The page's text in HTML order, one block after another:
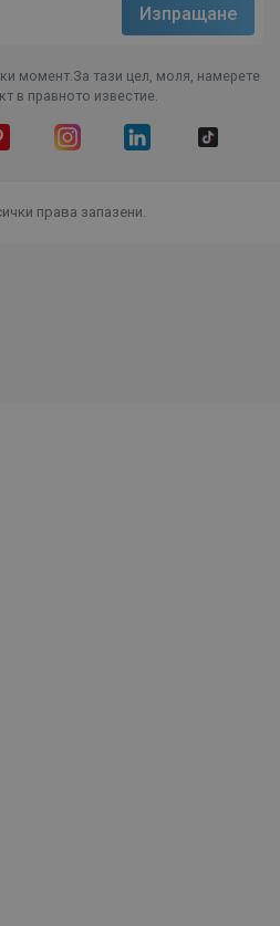
момент.За тази цел, моля, намерете
в правното известие.
права запазени.